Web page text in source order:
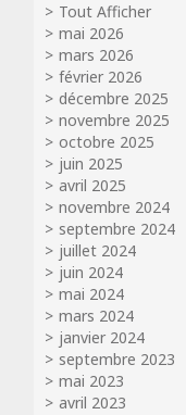
Tout Afficher
mai 2026
mars 2026
février 2026
décembre 2025
novembre 2025
octobre 2025
juin 2025
avril 2025
novembre 2024
septembre 2024
juillet 2024
juin 2024
mai 2024
mars 2024
janvier 2024
septembre 2023
mai 2023
avril 2023